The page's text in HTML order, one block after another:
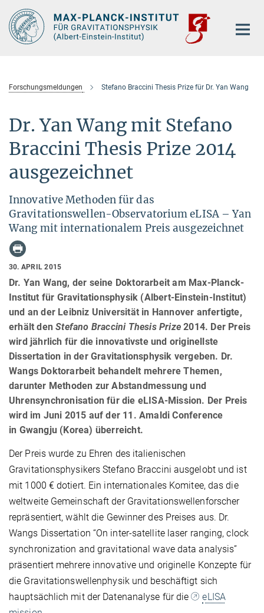
Hauptinhalt
Forschungsmeldungen Stefano Braccini Thesis Prize für Dr. Yan Wang
Dr. Yan Wang mit Stefano
Braccini Thesis Prize 2014
ausgezeichnet
Innovative Methoden für das
Gravitationswellen-Observatorium eLISA – Yan
Wang mit internationalem Preis ausgezeichnet
30. APRIL 2015
Dr. Yan Wang, der seine Doktorarbeit am Max-Planck-
Institut für Gravitationsphysik (Albert-Einstein-Institut)
und an der Leibniz Universität in Hannover anfertigte,
erhält denStefano Braccini Thesis Prize 2014. Der Preis
wird jährlich für die innovativste und originellste
Dissertation in der Gravitationsphysik vergeben. Dr.
Wangs Doktorarbeit behandelt mehrere Themen,
darunter Methoden zur Abstandmessung und
Uhrensynchronisation für die eLISA-Mission. Der Preis
wird im Juni 2015 auf der 11. Amaldi Conference
in Gwangju (Korea) überreicht.
Der Preis wurde zu Ehren des italienischen
Gravitationsphysikers Stefano Braccini ausgelobt und ist
mit 1000 € dotiert. Ein internationales Komitee, das die
weltweite Gemeinschaft der Gravitationswellenforscher
repräsentiert, wählt die Gewinner des Preises aus. Dr.
Wangs Dissertation “On inter-satellite laser ranging, clock
synchronization and gravitational wave data analysis”
präsentiert mehrere innovative und originelle Konzepte für
die Gravitationswellenphysik und beschäftigt sich
hauptsächlich mit der Datenanalyse für die
eLISA